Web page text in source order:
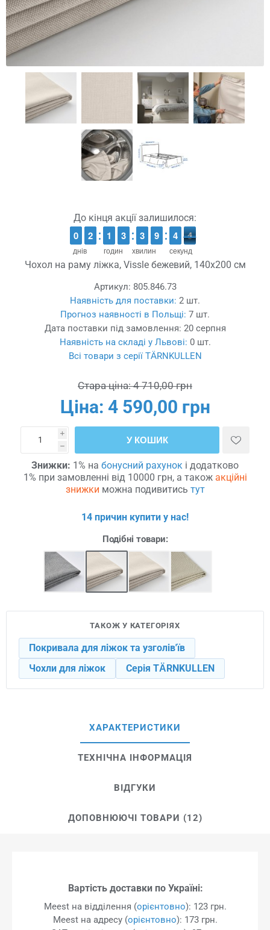
До кінця акції залишилося:
днів
9
9
0
0 1
1
2
2
годин
1
1
1
1 2
2
3
3
хвилин
2
2
3
3 8
8
9
9
секунд
5
4
4 4
4
3
Чохол на раму ліжка, Vissle бежевий, 140x200 см
Артикул: 805.846.73
Наявність для поставки: 2 шт.
Прогноз наявності в Польщі: 7 шт.
Дата поставки під замовлення: 20 серпня
Наявність на складі у Львові: 0 шт.
Всі товари з серії TÄRNKULLEN
Стара ціна: 4 710,00 грн
Ціна: 4 590,00 грн
i
h
У КОШИК
Знижки: 1% на бонусний рахунок і додатково
1% при замовленні від 10000 грн, а також акційні
знижки можна подивитись тут
14 причин купити у нас!
Подібні товари:
ТАКОЖ У КАТЕГОРІЯХ
Покривала для ліжок та узголів'їв
Чохли для ліжок
Серія TÄRNKULLEN
ХАРАКТЕРИСТИКИ
ТЕХНІЧНА ІНФОРМАЦІЯ
ВІДГУКИ
ДОПОВНЮЮЧІ ТОВАРИ (12)
Вартість доставки по Україні:
Meest на відділення (орієнтовно): 123 грн.
Meest на адресу (орієнтовно): 173 грн.